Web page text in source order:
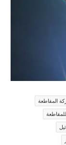
المقاطعة